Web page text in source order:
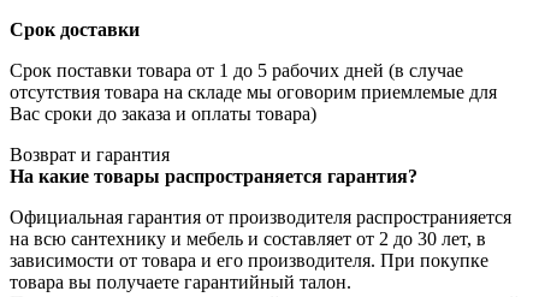
Срок доставки
Срок поставки товара от 1 до 5 рабочих дней (в случае
отсутствия товара на складе мы оговорим приемлемые для
Вас сроки до заказа и оплаты товара)
Возврат и гарантия
На какие товары распространяется гарантия?
Официальная гарантия от производителя распространияется
на всю сантехнику и мебель и составляет от 2 до 30 лет, в
зависимости от товара и его производителя. При покупке
товара вы получаете гарантийный талон.